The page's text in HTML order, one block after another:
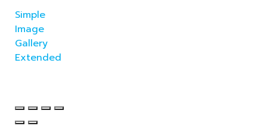
Simple
Image
Gallery
Extended